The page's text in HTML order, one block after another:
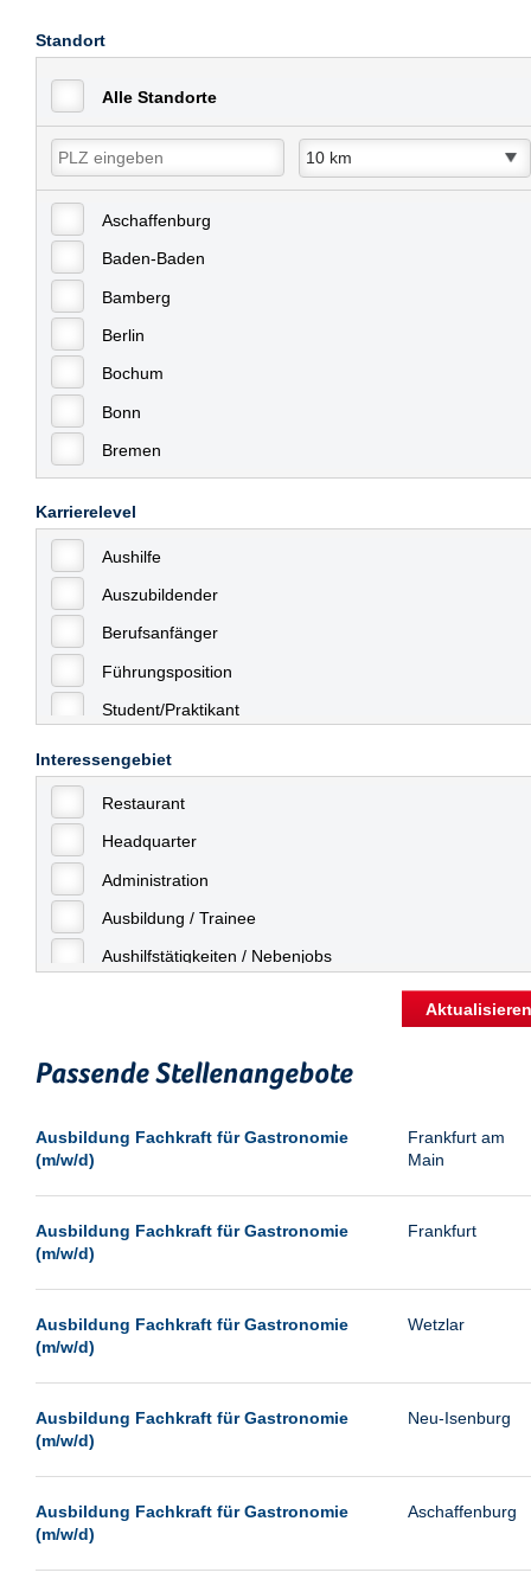
Standort
Alle Standorte
Aschaffenburg
Baden-Baden
Bamberg
Berlin
Bochum
Bonn
Bremen
Celle
Chemnitz
Dessau
Dresden
Düsseldorf
Erfurt
Essen
Frankfurt
Frankfurt am Main
Freiburg
Fulda
Göppingen
Hamburg
Heilbronn
Karlsruhe
Kassel
Landau
Ludwigshafen
Karrierelevel
Aushilfe
Auszubildender
Berufsanfänger
Führungsposition
Student/Praktikant
Interessengebiet
Restaurant
Headquarter
Administration
Ausbildung / Trainee
Aushilfstätigkeiten / Nebenjobs
Sonstiges
Passende Stellenangebote
Ausbildung Fachkraft für Gastronomie
(m/w/d)
Frankfurt am
Main
Ausbildung Fachkraft für Gastronomie
(m/w/d)
Frankfurt
Ausbildung Fachkraft für Gastronomie
(m/w/d)
Wetzlar
Ausbildung Fachkraft für Gastronomie
(m/w/d)
Neu-Isenburg
Ausbildung Fachkraft für Gastronomie
(m/w/d)
Aschaffenburg